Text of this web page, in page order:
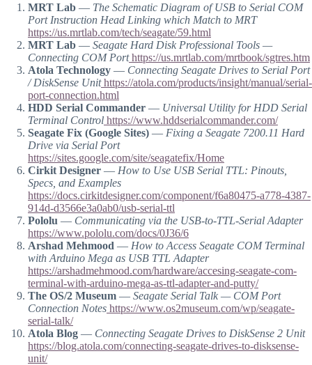
MRT Lab — The Schematic Diagram of USB to Serial COM
Port Instruction Head Linking which Match to MRT
https://us.mrtlab.com/tech/seagate/59.html
MRT Lab — Seagate Hard Disk Professional Tools —
Connecting COM Porthttps://us.mrtlab.com/mrtbook/sgtres.htm
Atola Technology — Connecting Seagate Drives to Serial Port
/ DiskSense Unithttps://atola.com/products/insight/manual/serial-
port-connection.html
HDD Serial Commander — Universal Utility for HDD Serial
Terminal Control https://www.hddserialcommander.com/
Seagate Fix (Google Sites) — Fixing a Seagate 7200.11 Hard
Drive via Serial Port
https://sites.google.com/site/seagatefix/Home
Cirkit Designer — How to Use USB Serial TTL: Pinouts,
Specs, and Examples
https://docs.cirkitdesigner.com/component/f6a80475-a778-4387-
914d-d3566e3a0ab0/usb-serial-ttl
Pololu — Communicating via the USB-to-TTL-Serial Adapter
https://www.pololu.com/docs/0J36/6
Arshad Mehmood — How to Access Seagate COM Terminal
with Arduino Mega as USB TTL Adapter
https://arshadmehmood.com/hardware/accesing-seagate-com-
terminal-with-arduino-mega-as-ttl-adapter-and-putty/
The OS/2 Museum — Seagate Serial Talk — COM Port
Connection Notes https://www.os2museum.com/wp/seagate-
serial-talk/
Atola Blog — Connecting Seagate Drives to DiskSense 2 Unit
https://blog.atola.com/connecting-seagate-drives-to-disksense-
unit/